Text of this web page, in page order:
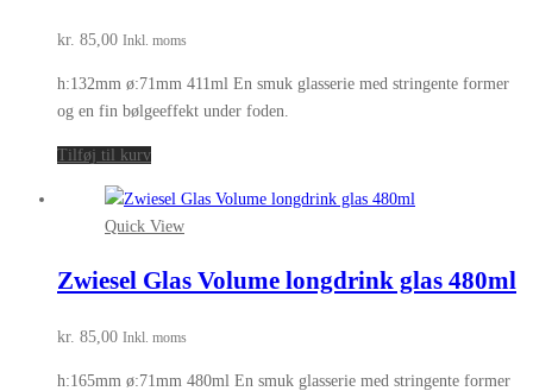
kr. 85,00 Inkl. moms
h:132mm ø:71mm 411ml En smuk glasserie med stringente former
og en fin bølgeeffekt under foden.
Tilføj til kurv
Quick View
Zwiesel Glas Volume longdrink glas 480ml
kr. 85,00 Inkl. moms
h:165mm ø:71mm 480ml En smuk glasserie med stringente former